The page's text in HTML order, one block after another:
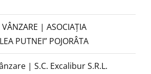
VÂNZARE | ASOCIAȚIA
PUTNEI” POJORÂTA
| S.C. Excalibur S.R.L.